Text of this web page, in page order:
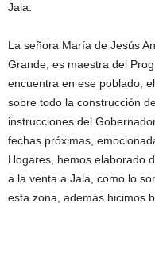
Jala.
La señora María de Jesús
Grande, es maestra del
encuentra en ese poblado,
sobre todo la construcción
instrucciones del
fechas próximas,
Hogares, hemos elaborado
a la venta a Jala, como lo
esta zona, además hicimos